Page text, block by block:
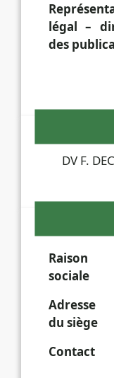
légal –
des
DV F.
Raison
sociale
Adresse
du siège
Contact